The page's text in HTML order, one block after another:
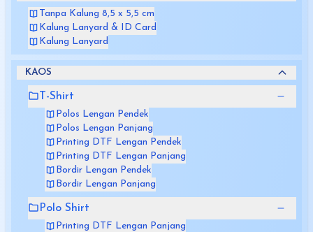
Tanpa Kalung 8,5 x 5,5 cm
Kalung Lanyard & ID Card
Kalung Lanyard
KAOS
T-Shirt
Polos Lengan Pendek
Polos Lengan Panjang
Printing DTF Lengan Pendek
Printing DTF Lengan Panjang
Bordir Lengan Pendek
Bordir Lengan Panjang
Polo Shirt
Printing DTF Lengan Panjang